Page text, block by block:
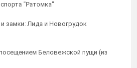
"Ратомка"
замки: Лида и Новогрудок
Беловежской пущи (из